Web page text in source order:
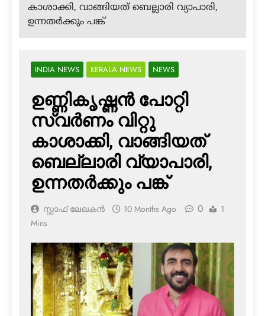
കാശാക്കി, വാങ്ങിയത് ബെല്ലാരി വ്യാപാരി,
ഉന്നതര്‍ക്കും പങ്ക്
INDIA NEWS KERALA NEWS NEWS
ഉണ്ണികൃഷ്ണന്‍ പോറ്റി
സ്വര്‍ണം വിറ്റു
കാശാക്കി, വാങ്ങിയത്
ബെല്ലാരി വ്യാപാരി,
ഉന്നതര്‍ക്കും പങ്ക്
സ്റ്റാഫ് ലേഖകൻ 10 Months Ago 0
1
Mins